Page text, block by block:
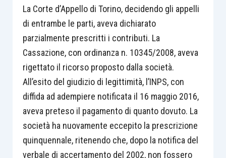
La Corte d’Appello di Torino, decidendo gli appelli
di entrambe le parti, aveva dichiarato
parzialmente prescritti i contributi. La
Cassazione, con ordinanza n. 10345/2008, aveva
rigettato il ricorso proposto dalla società.
All’esito del giudizio di legittimità, l’INPS, con
diffida ad adempiere notificata il 16 maggio 2016,
aveva preteso il pagamento di quanto dovuto. La
società ha nuovamente eccepito la prescrizione
quinquennale, ritenendo che, dopo la notifica del
verbale di accertamento del 2002, non fossero